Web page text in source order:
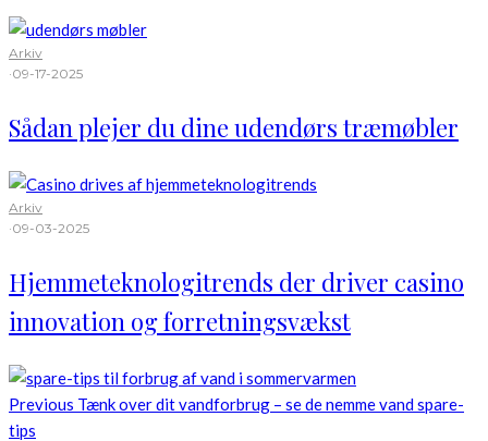
Arkiv
·09-17-2025
Sådan plejer du dine udendørs træmøbler
Arkiv
·09-03-2025
Hjemmeteknologitrends der driver casino
innovation og forretningsvækst
Previous Tænk over dit vandforbrug – se de nemme vand spare-
tips